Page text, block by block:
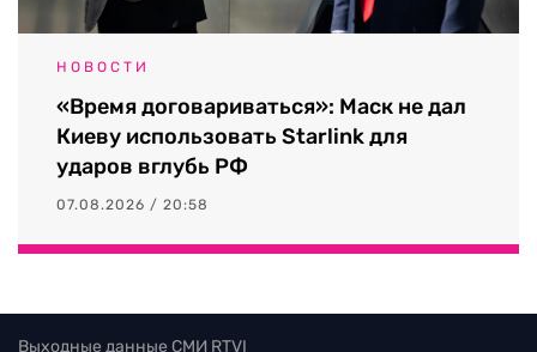
НОВОСТИ
«Время договариваться»: Маск не дал
Киеву использовать Starlink для
ударов вглубь РФ
07.08.2026 / 20:58
Выходные данные СМИ RTVI